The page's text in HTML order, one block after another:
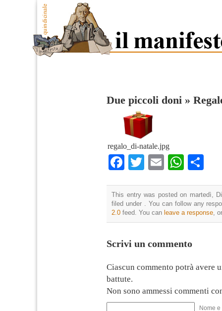
Due piccoli doni »
regalo_di-natale.jpg
Facebook
TwitterEmail
This entry was posted on martedì,
filed under . You can follow any
2.0 feed. You can leave a response,
Scrivi un commento
Ciascun commento potrà avere
battute.
Non sono ammessi commenti
Nome